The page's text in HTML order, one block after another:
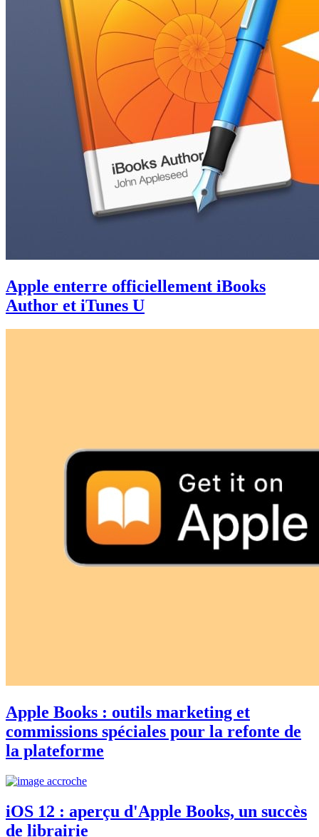
Apple enterre officiellement iBooks
Author et iTunes U
Apple Books : outils marketing et
commissions spéciales pour la refonte de
la plateforme
iOS 12 : aperçu d'Apple Books, un succès
de librairie